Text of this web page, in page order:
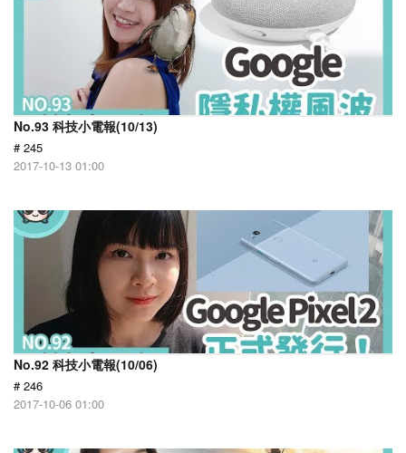
No.93 科技小電報(10/13)
# 245
2017-10-13 01:00
No.92 科技小電報(10/06)
# 246
2017-10-06 01:00